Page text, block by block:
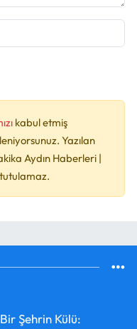
kabul etmiş
Yazılan
Aydın Haberleri |
Şehrin Külü: